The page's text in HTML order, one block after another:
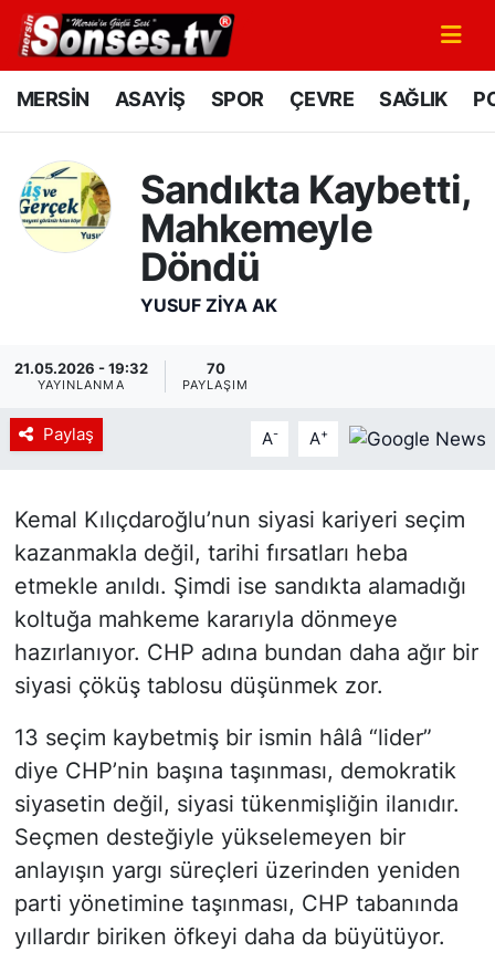
MERSİN ASAYİŞ SPOR ÇEVRE SAĞLIK
Sandıkta Kaybetti,
Mahkemeyle
Döndü
YUSUF ZIYA AK
21.05.2026 - 19:32
YAYINLANMA
70
PAYLAŞIM
Paylaş A- A+
Kemal Kılıçdaroğlu’nun siyasi kariyeri seçim
kazanmakla değil, tarihi fırsatları heba
etmekle anıldı. Şimdi ise sandıkta alamadığı
koltuğa mahkeme kararıyla dönmeye
hazırlanıyor. CHP adına bundan daha ağır bir
siyasi çöküş tablosu düşünmek zor.
13 seçim kaybetmiş bir ismin hâlâ “lider”
diye CHP’nin başına taşınması, demokratik
siyasetin değil, siyasi tükenmişliğin ilanıdır.
Seçmen desteğiyle yükselemeyen bir
anlayışın yargı süreçleri üzerinden yeniden
parti yönetimine taşınması, CHP tabanında
yıllardır biriken öfkeyi daha da büyütüyor.
MERSİN
SPOR
GÜNÜN MANŞETİ
KÜLTÜR - SANAT
MAGAZİN
Siyaset
YEREL HABER
Haberde insan
Tanıtım
Mersin Nöbetçi Eczaneler
Mersin Namaz Vakitleri
Mersin Trafik Yoğunluk Haritası
Süper Lig Puan Durumu ve Fikstür
Tüm Manşetler
Son Dakika Haberleri